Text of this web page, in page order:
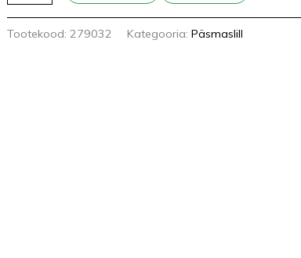
Tootekood:279032 Kategooria:Päsmaslill